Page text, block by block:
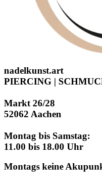
nadelkunst.art
PIERCING |
Markt 26/28
52062 Aachen
Montag bis Samstag:
11.00 bis 18.00 Uhr
Montags keine